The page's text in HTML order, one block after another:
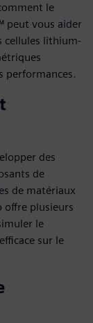
le
peut vous aider
cellules lithium-
performances.
des
de
de matériaux
offre plusieurs
le
sur le